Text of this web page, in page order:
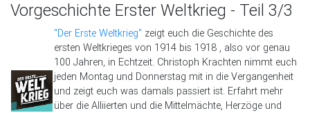
Vorgeschichte Erster Weltkrieg - Teil 3/3
"Der Erste Weltkrieg" zeigt euch die Geschichte des
ersten Weltkrieges von 1914 bis 1918 , also vor genau
100 Jahren, in Echtzeit. Christoph Krachten nimmt euch
jeden Montag und Donnerstag mit in die Vergangenheit
und zeigt euch was damals passiert ist. Erfahrt mehr
über die Alliierten und die Mittelmächte, Herzöge und